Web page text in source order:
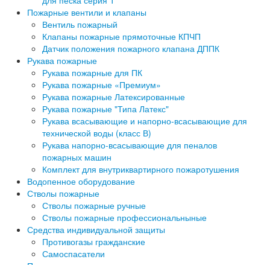
Пожарные вентили и клапаны
Вентиль пожарный
Клапаны пожарные прямоточные КПЧП
Датчик положения пожарного клапана ДППК
Рукава пожарные
Рукава пожарные для ПК
Рукава пожарные «Премиум»
Рукава пожарные Латексированные
Рукава пожарные "Типа Латекс"
Рукава всасывающие и напорно-всасывающие для
технической воды (класс В)
Рукава напорно-всасывающие для пеналов
пожарных машин
Комплект для внутриквартирного пожаротушения
Водопенное оборудование
Стволы пожарные
Стволы пожарные ручные
Стволы пожарные профессиональныные
Средства индивидуальной защиты
Противогазы гражданские
Самоспасатели